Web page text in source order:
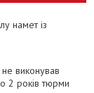
намет із
виконував
2 років тюрми